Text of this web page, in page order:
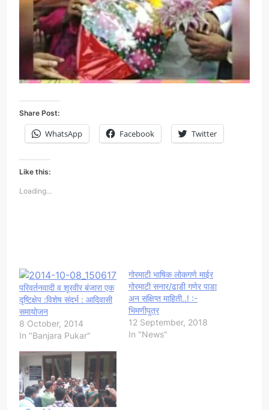
Share Post:
WhatsApp Facebook Twitter
Like this:
Loading...
परिवर्तनवादी व शूरवीर बंजारा एक
दृष्टिक्षेप :विशेष संदर्भ : आदिवासी
समायोजन
8 October, 2014
In "Banjara Pukar"
गोरमाटी भाषिक लोकगणे माईर
गोरमाटी सनार/ढाडी गणेर पाडा
अन संक्षिप्त माहिती..! :-
भिमणीपुत्र
12 September, 2018
In "News"